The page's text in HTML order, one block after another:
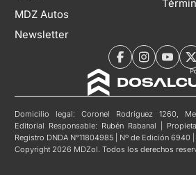
MDZ Autos
Newsletter
Domicilio legal: Coronel Rodríguez 1260,
Editorial Responsable: Rubén Rabanal |
Registro DNDA N°11804985 | Nº de Edición
Copyright 2026 MDZol. Todos los derechos